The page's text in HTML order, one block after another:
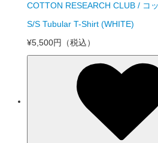
COTTON RESEARCH CLUB / コ
S/S Tubular T-Shirt (WHITE)
¥5,500円
（税込）